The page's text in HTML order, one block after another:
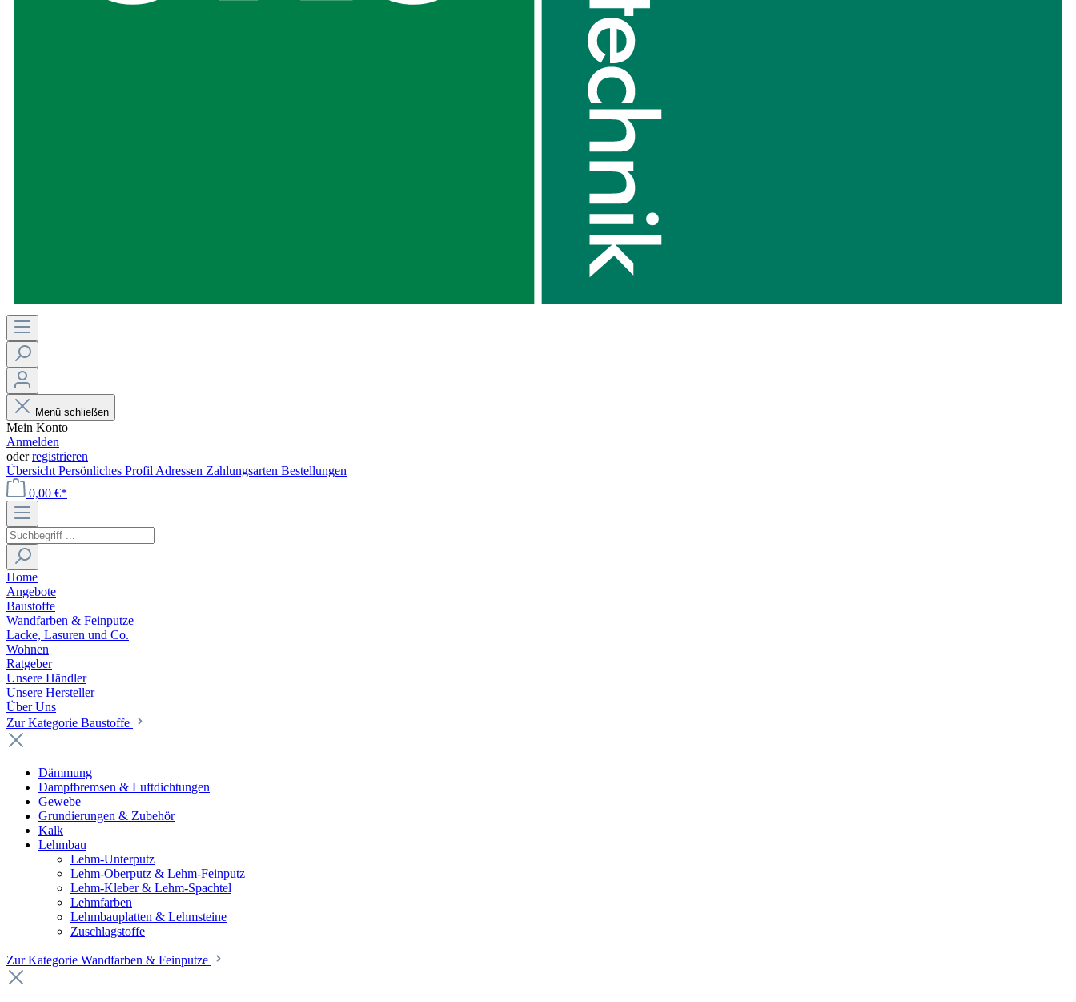
Menü schließen
Mein Konto
Anmelden
oderregistrieren
Übersicht Persönliches Profil Adressen Zahlungsarten Bestellungen
0,00 €*
Home
Angebote
Baustoffe
Wandfarben & Feinputze
Lacke, Lasuren und Co.
Wohnen
Ratgeber
Unsere Händler
Unsere Hersteller
Über Uns
Zur Kategorie Baustoffe
Dämmung
Dampfbremsen & Luftdichtungen
Gewebe
Grundierungen & Zubehör
Kalk
Lehmbau
Lehm-Unterputz
Lehm-Oberputz & Lehm-Feinputz
Lehm-Kleber & Lehm-Spachtel
Lehmfarben
Lehmbauplatten & Lehmsteine
Zuschlagstoffe
Zur Kategorie Wandfarben & Feinputze